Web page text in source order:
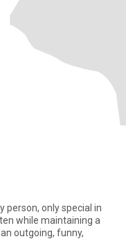
person, only special in
while maintaining a
outgoing, funny,